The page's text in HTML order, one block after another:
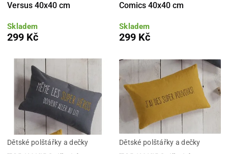
Versus 40x40 cm
Skladem
299 Kč
Comics 40x40 cm
Skladem
299 Kč
Dětské polštářky a dečky Dětské polštářky a dečky